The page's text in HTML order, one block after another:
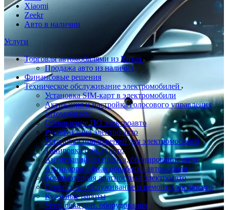
Xiaomi
Zeekr
Авто в наличии
Услуги
Торговля автомобилями из Китая
Продажа авто из наличия
Финансовые решения
Техническое обслуживание электромобилей
Установка SIM-карт в электромобили
Активация и настройка голосового управления
автомобилем
Обновление ПО электроавто
Русификация электро авто
Установка приложений для электромобилей
Тонировка стёкол авто
Антигравийная плёнка, бронирование авто
Антикоррозийная обработка автомобиля
Компьютерная диагностика электроавто
Сервисное обслуживание и ремонт электроавто
Кузовные работы
Установка доп. оборудования